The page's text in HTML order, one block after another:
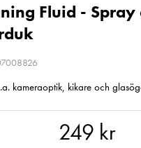
Fluid - Spray
kameraoptik, kikare och
249 kr